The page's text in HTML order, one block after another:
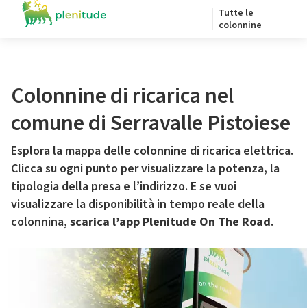
Tutte le
colonnine
Colonnine di ricarica nel
comune di Serravalle Pistoiese
Esplora la mappa delle colonnine di ricarica elettrica.
Clicca su ogni punto per visualizzare la potenza, la
tipologia della presa e l’indirizzo. E se vuoi
visualizzare la disponibilità in tempo reale della
colonnina, scarica l’app Plenitude On The Road.